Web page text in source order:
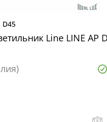
D45
Line LINE AP